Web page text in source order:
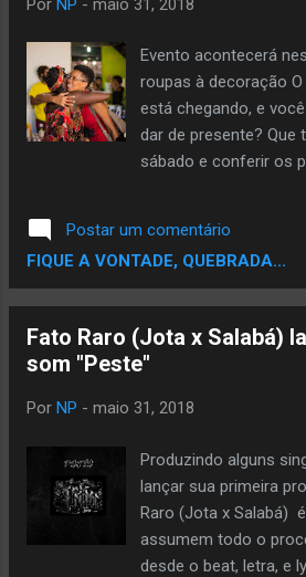
especial que era de
voltado a festa.
estava com horário
as 22:20, com
fim de semana,
da esp...
Evento acontecerá
roupas à decoração
está chegando, e
dar de presente? Que
sábado e conferir os
exclusividade e
premissas? O
IPDH (Instituto
em frente aos Arcos
20h e reúne
orgânicos,
itens de decoração.
organizadores, cerca
esperadas. Os
serão: O Alquimista
Black, Maria Chantal,
Postar um comentário
FIQUE A VONTADE, QUEBRADA...
Fato Raro (Jota x Salabá)
som "Peste"
Por NP - maio 31, 2018
Produzindo alguns
lançar sua primeira
Raro (Jota x Salabá)
assumem todo o
desde o beat, letra, e